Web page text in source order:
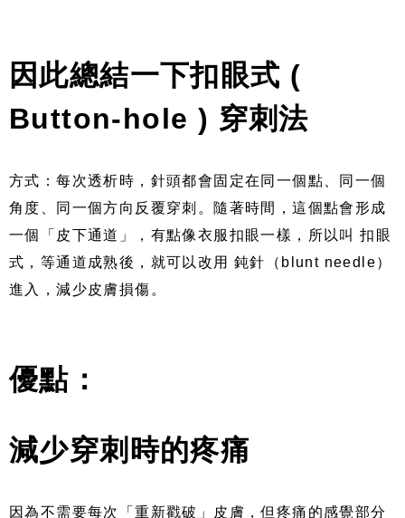
因此總結一下扣眼式 (
Button-hole ) 穿刺法
方式：每次透析時，針頭都會固定在同一個點、同一個
角度、同一個方向反覆穿刺。隨著時間，這個點會形成
一個「皮下通道」，有點像衣服扣眼一樣，所以叫 扣眼
式，等通道成熟後，就可以改用 鈍針（blunt needle）
進入，減少皮膚損傷。
優點：
減少穿刺時的疼痛
因為不需要每次「重新戳破」皮膚，但疼痛的感覺部分